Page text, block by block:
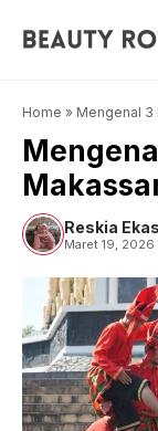
Home » Mengenal 3
Reskia
Maret 19, 2026